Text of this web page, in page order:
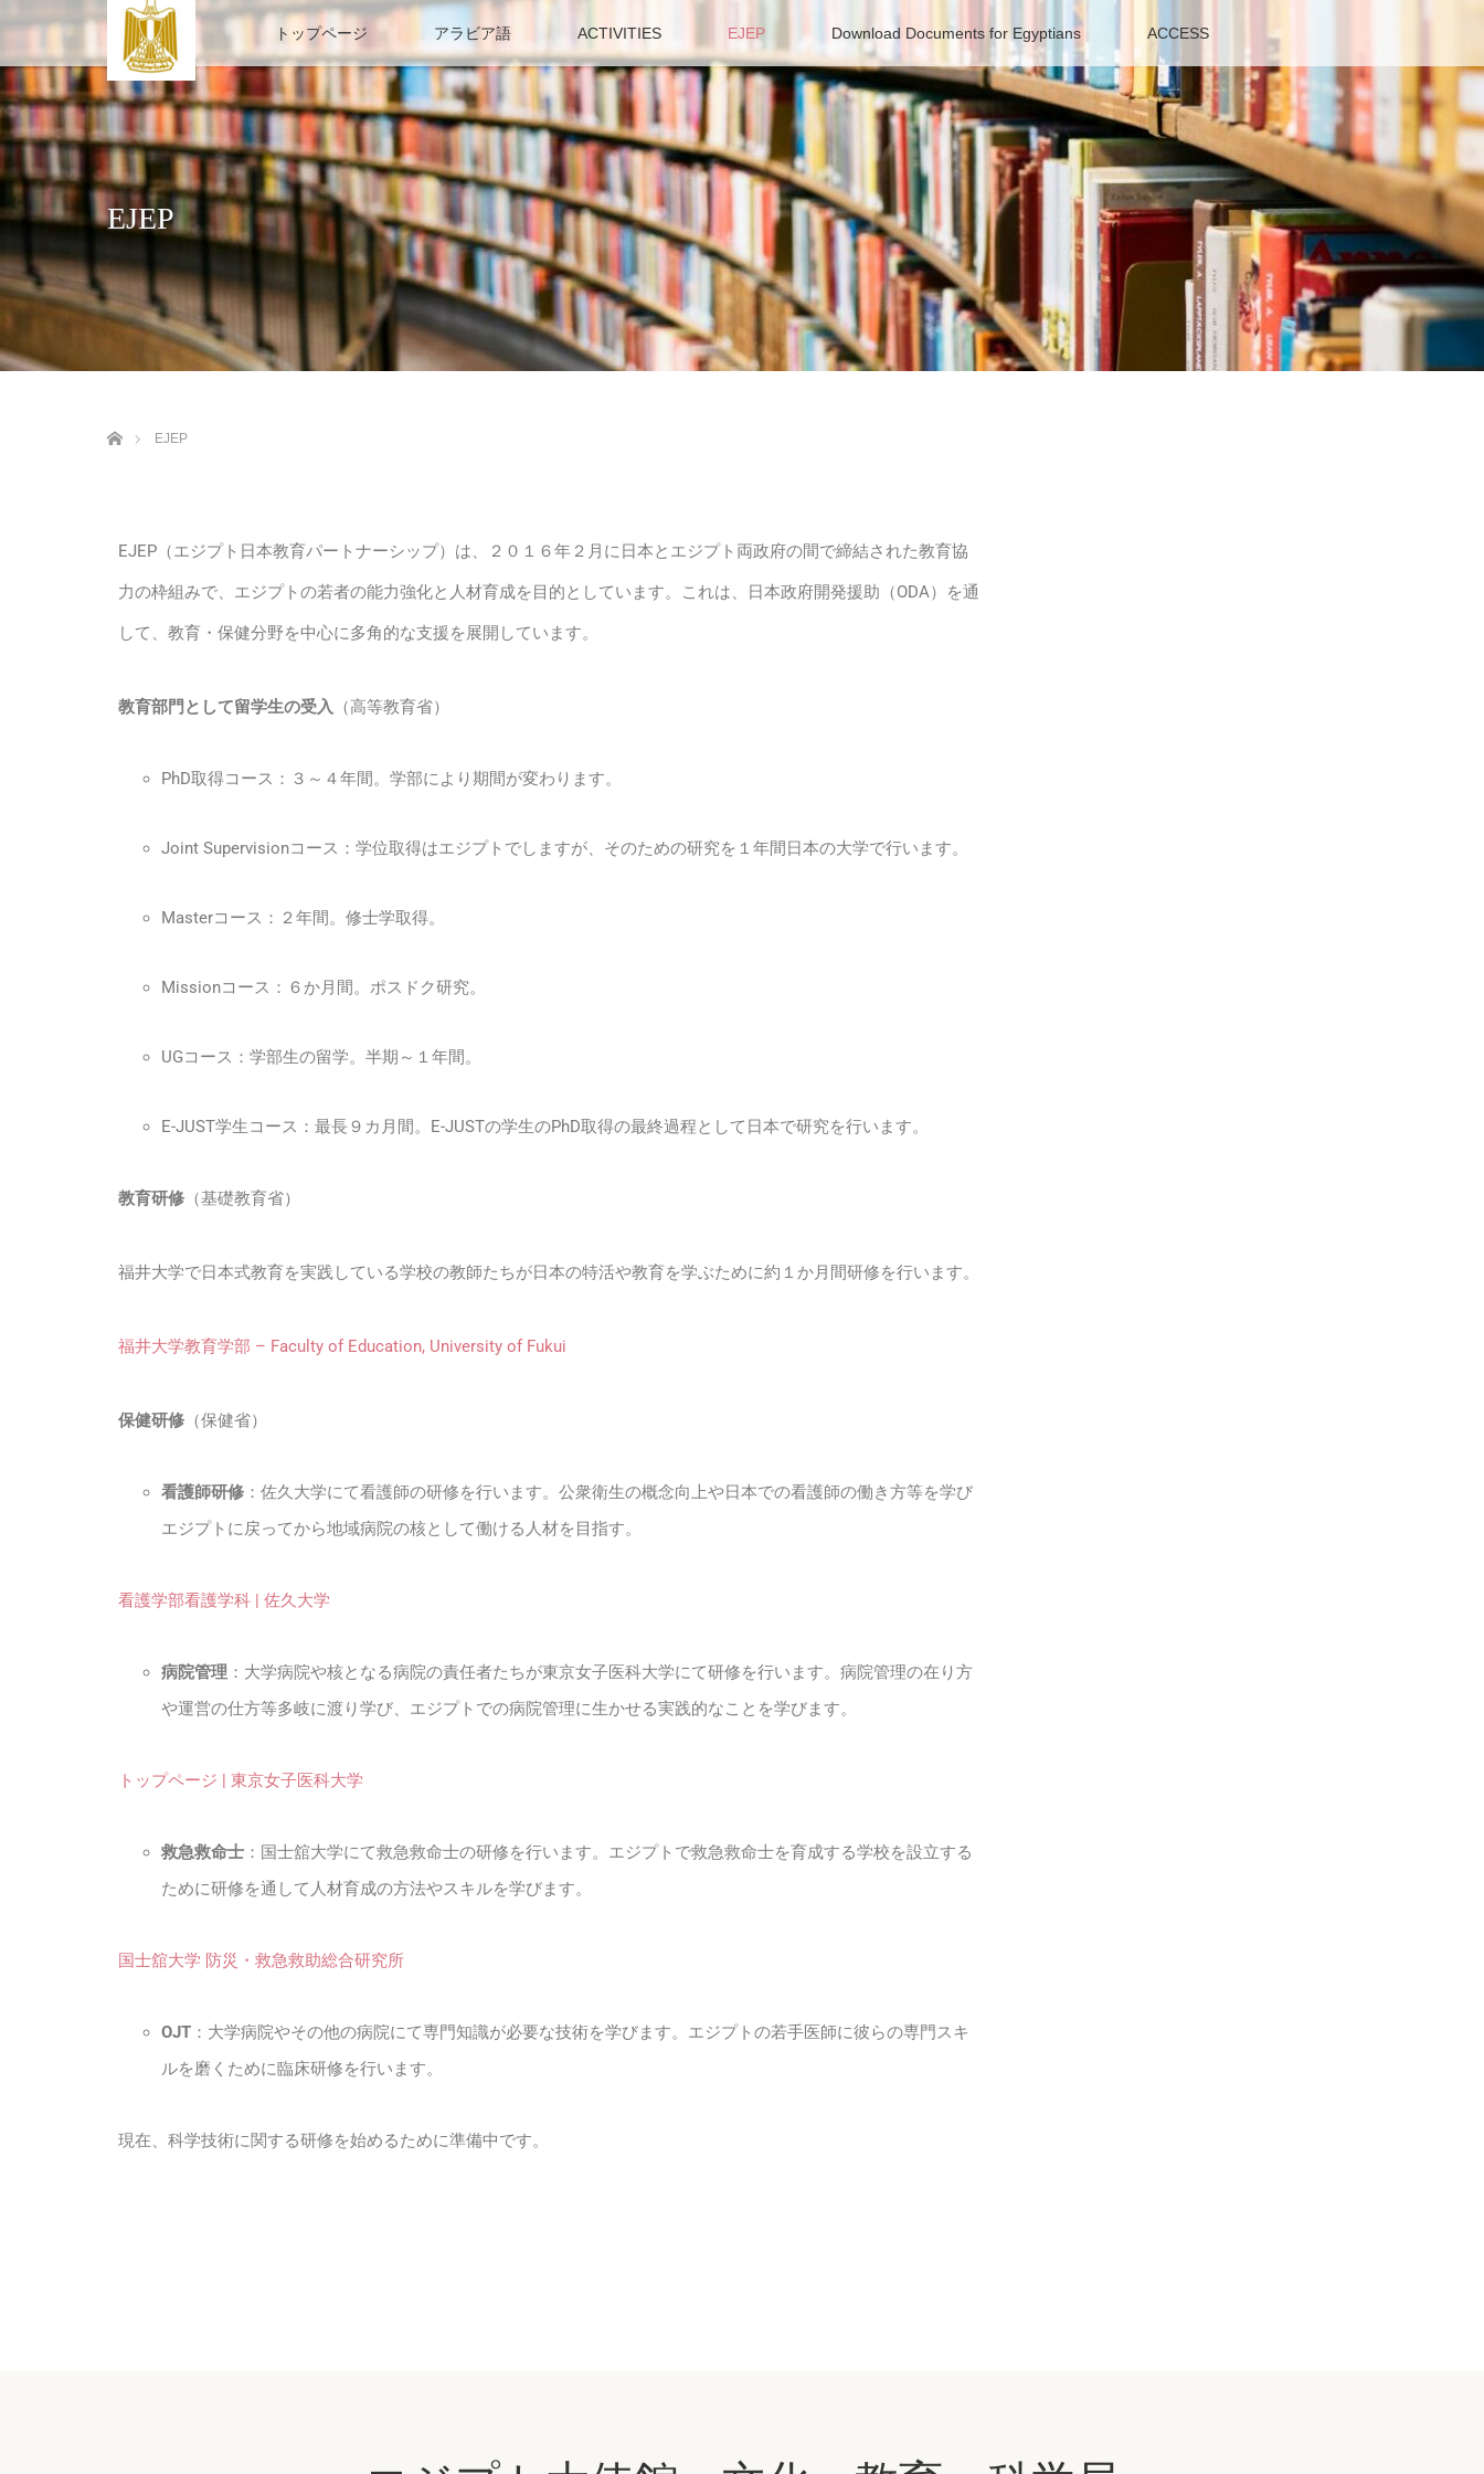
トップページ アラビア語 ACTIVITIES EJEP Download Documents for Egyptians ACCESS
EJEP
EJEP
EJEP（エジプト日本教育パートナーシップ）は、２０１６年２月に日本とエジプト両政府の間で締結された教育協
力の枠組みで、エジプトの若者の能力強化と人材育成を目的としています。これは、日本政府開発援助（ODA）を通
して、教育・保健分野を中心に多角的な支援を展開しています。
教育部門として留学生の受入 （高等教育省）
PhD取得コース：３～４年間。学部により期間が変わります。
Joint Supervisionコース：学位取得はエジプトでしますが、そのための研究を１年間日本の大学で行います。
Masterコース：２年間。修士学取得。
Missionコース：６か月間。ポスドク研究。
UGコース：学部生の留学。半期～１年間。
E-JUST学生コース：最長９カ月間。E-JUSTの学生のPhD取得の最終過程として日本で研究を行います。
教育研修 （基礎教育省）
福井大学で日本式教育を実践している学校の教師たちが日本の特活や教育を学ぶために約１か月間研修を行います。
福井大学教育学部 – Faculty of Education, University of Fukui
保健研修 （保健省）
看護師研修 ：佐久大学にて看護師の研修を行います。公衆衛生の概念向上や日本での看護師の働き方等を学び
エジプトに戻ってから地域病院の核として働ける人材を目指す。
看護学部看護学科 | 佐久大学
病院管理 ：大学病院や核となる病院の責任者たちが東京女子医科大学にて研修を行います。病院管理の在り方
や運営の仕方等多岐に渡り学び、エジプトでの病院管理に生かせる実践的なことを学びます。
トップページ | 東京女子医科大学
救急救命士 ：国士舘大学にて救急救命士の研修を行います。エジプトで救急救命士を育成する学校を設立する
ために研修を通して人材育成の方法やスキルを学びます。
国士舘大学 防災・救急救助総合研究所
OJT ：大学病院やその他の病院にて専門知識が必要な技術を学びます。エジプトの若手医師に彼らの専門スキ
ルを磨くために臨床研修を行います。
現在、科学技術に関する研修を始めるために準備中です。